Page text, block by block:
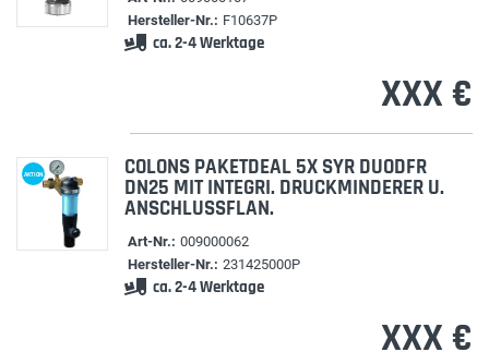
Hersteller-Nr.: F10637P
ca. 2-4 Werktage
XXX €
AKTION COLONS PAKETDEAL 5X SYR DUODFR
DN25 MIT INTEGRI. DRUCKMINDERER U.
ANSCHLUSSFLAN.
Art-Nr.: 009000062
Hersteller-Nr.: 231425000P
ca. 2-4 Werktage
XXX €